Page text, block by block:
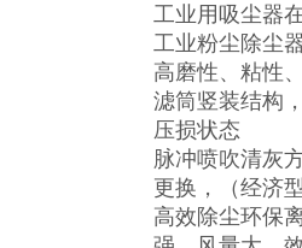
工业用吸尘器
工业粉尘除尘
高磨性、粘性
滤筒竖装结构
压损状态
脉冲喷吹清灰
更换，（经济
高效除尘环保